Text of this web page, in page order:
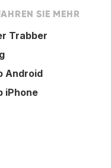
SIE MEHR
Trabber
Android
iPhone